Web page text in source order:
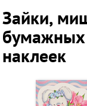
Зайки,
наклеек